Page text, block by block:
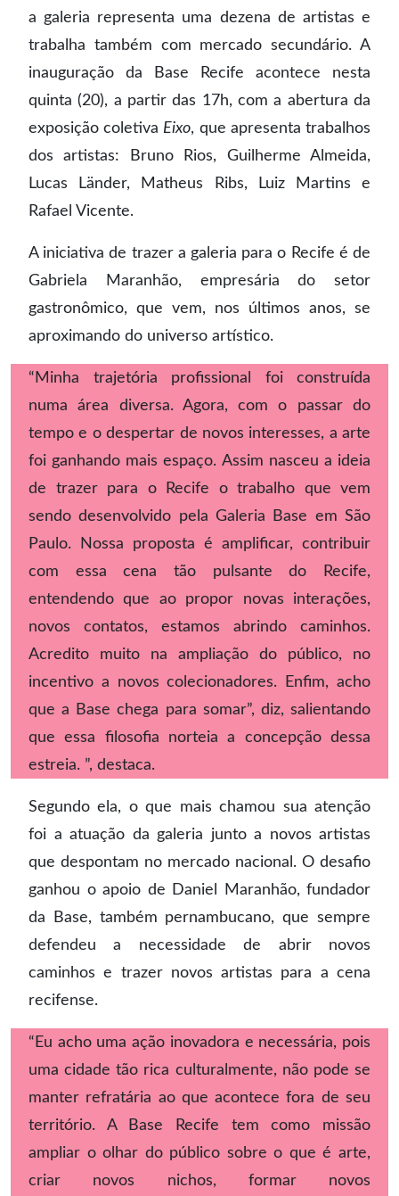
a galeria representa uma dezena de artistas e
trabalha também com mercado secundário. A
inauguração da Base Recife acontece nesta
quinta (20), a partir das 17h, com a abertura da
exposição coletiva Eixo, que apresenta trabalhos
dos artistas: Bruno Rios, Guilherme Almeida,
Lucas Länder, Matheus Ribs, Luiz Martins e
Rafael Vicente.
A iniciativa de trazer a galeria para o Recife é de
Gabriela Maranhão, empresária do setor
gastronômico, que vem, nos últimos anos, se
aproximando do universo artístico.
“Minha trajetória profissional foi construída
numa área diversa. Agora, com o passar do
tempo e o despertar de novos interesses, a arte
foi ganhando mais espaço. Assim nasceu a ideia
de trazer para o Recife o trabalho que vem
sendo desenvolvido pela Galeria Base em São
Paulo. Nossa proposta é amplificar, contribuir
com essa cena tão pulsante do Recife,
entendendo que ao propor novas interações,
novos contatos, estamos abrindo caminhos.
Acredito muito na ampliação do público, no
incentivo a novos colecionadores. Enfim, acho
que a Base chega para somar”, diz, salientando
que essa filosofia norteia a concepção dessa
estreia. ”, destaca.
Segundo ela, o que mais chamou sua atenção
foi a atuação da galeria junto a novos artistas
que despontam no mercado nacional. O desafio
ganhou o apoio de Daniel Maranhão, fundador
da Base, também pernambucano, que sempre
defendeu a necessidade de abrir novos
caminhos e trazer novos artistas para a cena
recifense.
“Eu acho uma ação inovadora e necessária, pois
uma cidade tão rica culturalmente, não pode se
manter refratária ao que acontece fora de seu
território. A Base Recife tem como missão
ampliar o olhar do público sobre o que é arte,
criar novos nichos, formar novos